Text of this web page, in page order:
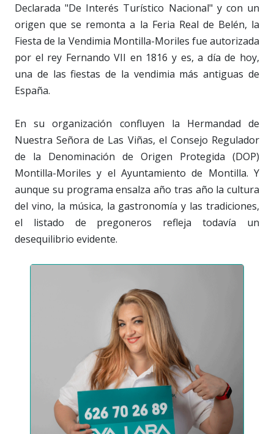
Declarada "De Interés Turístico Nacional" y con un
origen que se remonta a la Feria Real de Belén, la
Fiesta de la Vendimia Montilla-Moriles fue autorizada
por el rey Fernando VII en 1816 y es, a día de hoy,
una de las fiestas de la vendimia más antiguas de
España.
En su organización confluyen la Hermandad de
Nuestra Señora de Las Viñas, el Consejo Regulador
de la Denominación de Origen Protegida (DOP)
Montilla-Moriles y el Ayuntamiento de Montilla. Y
aunque su programa ensalza año tras año la cultura
del vino, la música, la gastronomía y las tradiciones,
el listado de pregoneros refleja todavía un
desequilibrio evidente.